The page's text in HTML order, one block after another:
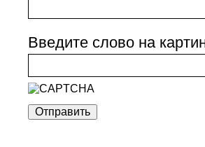
Введите слово на